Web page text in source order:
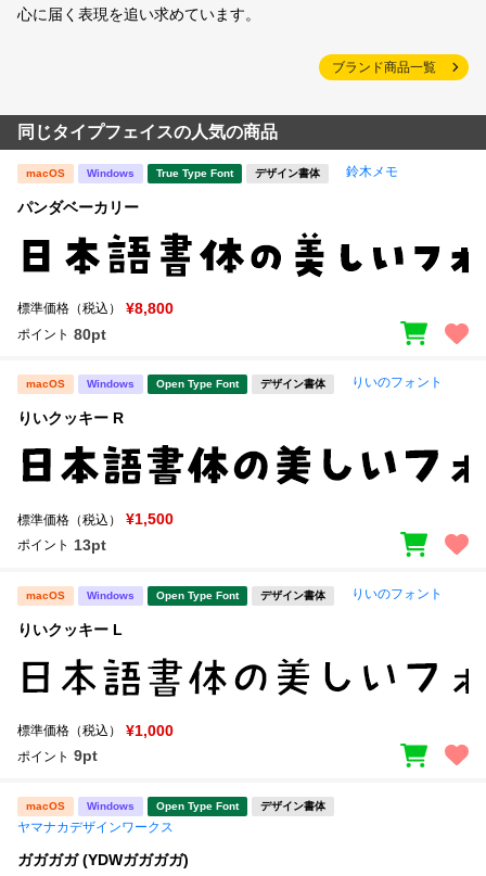
心に届く表現を追い求めています。
ブランド商品一覧
同じタイプフェイスの人気の商品
macOS Windows True Type Font デザイン書体 鈴木メモ
パンダベーカリー
標準価格（税込） ¥8,800
ポイント 80pt
macOS Windows Open Type Font デザイン書体 りいのフォント
りいクッキー R
標準価格（税込） ¥1,500
ポイント 13pt
macOS Windows Open Type Font デザイン書体 りいのフォント
りいクッキー L
標準価格（税込） ¥1,000
ポイント 9pt
macOS Windows Open Type Font デザイン書体
ヤマナカデザインワークス
ガガガガ (YDWガガガガ)